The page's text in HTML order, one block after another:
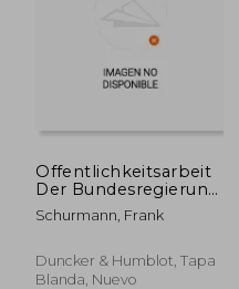
₡ 55.501
Offentlichkeitsarbeit
Der Bundesregierung:
Strukturen, Medien,
Auftrag Und Grenzen
Instruments Der
Staatsleitung (en
Schurmann, Frank
Duncker & Humblot, Tapa
Blanda, Nuevo